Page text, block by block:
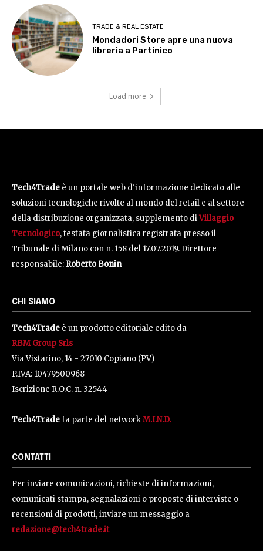
TRADE & REAL ESTATE
Mondadori Store apre una nuova
libreria a Partinico
Load more
Tech4Trade è un portale web d'informazione dedicato alle
soluzioni tecnologiche rivolte al mondo del retail e al settore
della distribuzione organizzata, supplemento diVillaggio
Tecnologico, testata giornalistica registrata presso il
Tribunale di Milano con n. 158 del 17.07.2019. Direttore
responsabile: Roberto Bonin
CHI SIAMO
Tech4Trade è un prodotto editoriale edito da
RBM Group Srls
Via Vistarino, 14 - 27010 Copiano (PV)
P.IVA: 10479500968
Iscrizione R.O.C. n. 32544
Tech4Tradefa parte del networkM.I.N.D.
CONTATTI
Per inviare comunicazioni, richieste di informazioni,
comunicati stampa, segnalazioni o proposte di interviste o
recensioni di prodotti, inviare un messaggio a
redazione@tech4trade.it